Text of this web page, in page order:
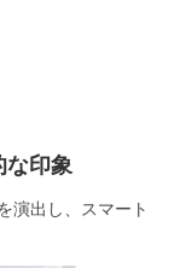
な印象
演出し、スマート